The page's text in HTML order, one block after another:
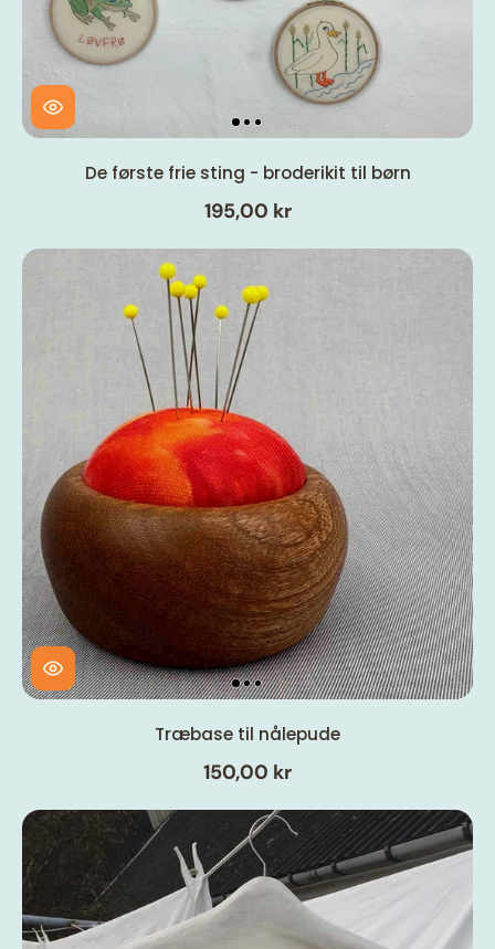
De første frie sting - broderikit til børn
195,00 kr
Træbase til nålepude
150,00 kr